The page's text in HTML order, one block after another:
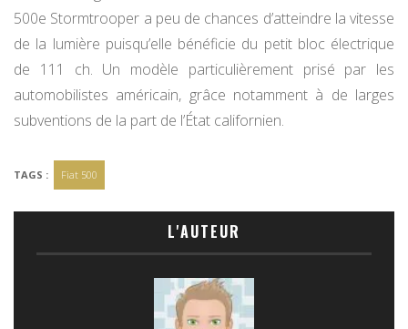
500e Stormtrooper a peu de chances d’atteindre la vitesse
de la lumière puisqu’elle bénéficie du petit bloc électrique
de 111 ch. Un modèle particulièrement prisé par les
automobilistes américain, grâce notamment à de larges
subventions de la part de l’État californien.
TAGS : Fiat 500
L'AUTEUR